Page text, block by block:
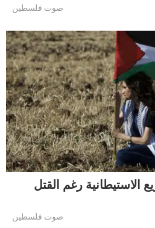
صوت فلسطين
الاستيطانية رغم القتل
صوت فلسطين